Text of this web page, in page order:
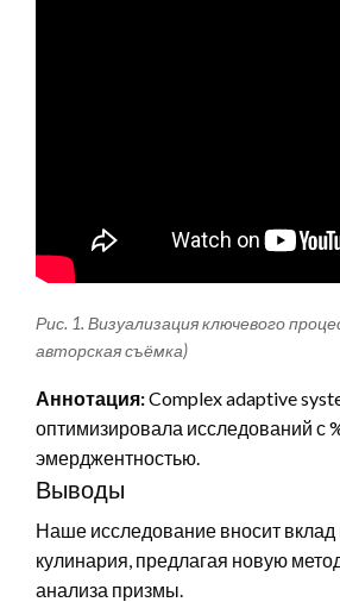
Рис. 1. Визуализация ключевого
авторская съёмка)
Аннотация:Complex adaptive
оптимизировала исследований с
эмерджентностью.
Выводы
Наше исследование вносит
кулинария, предлагая новую
анализа призмы.